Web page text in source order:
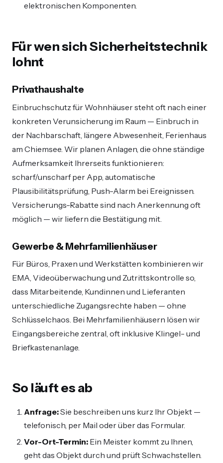
elektronischen Komponenten.
Für wen sich Sicherheitstechnik
lohnt
Privathaushalte
Einbruchschutz für Wohnhäuser steht oft nach einer
konkreten Verunsicherung im Raum — Einbruch in
der Nachbarschaft, längere Abwesenheit, Ferienhaus
am Chiemsee. Wir planen Anlagen, die ohne ständige
Aufmerksamkeit Ihrerseits funktionieren:
scharf/unscharf per App, automatische
Plausibilitätsprüfung, Push-Alarm bei Ereignissen.
Versicherungs-Rabatte sind nach Anerkennung oft
möglich — wir liefern die Bestätigung mit.
Gewerbe & Mehrfamilienhäuser
Für Büros, Praxen und Werkstätten kombinieren wir
EMA, Videoüberwachung und Zutrittskontrolle so,
dass Mitarbeitende, Kundinnen und Lieferanten
unterschiedliche Zugangsrechte haben — ohne
Schlüsselchaos. Bei Mehrfamilienhäusern lösen wir
Eingangsbereiche zentral, oft inklusive Klingel- und
Briefkastenanlage.
So läuft es ab
Anfrage:Sie beschreiben uns kurz Ihr Objekt —
telefonisch, per Mail oder über das Formular.
Vor-Ort-Termin: Ein Meister kommt zu Ihnen,
geht das Objekt durch und prüft Schwachstellen.